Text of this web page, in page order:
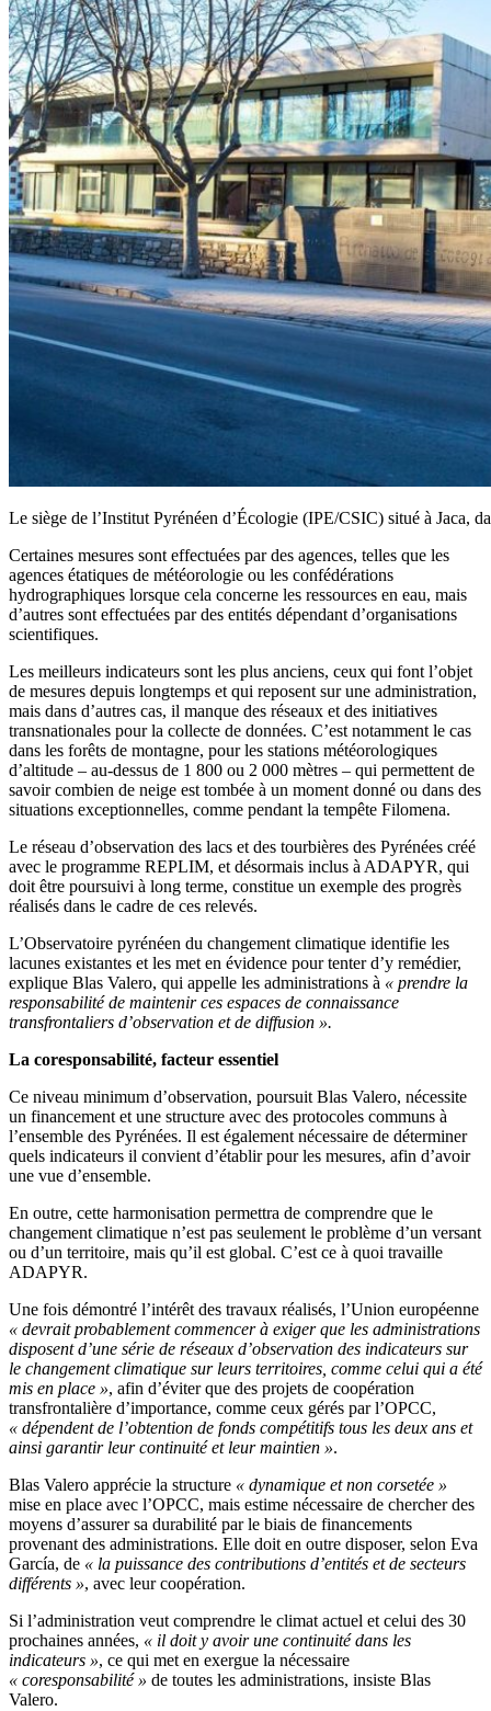
Le siège de l’Institut Pyrénéen d’Écologie (IPE/CSIC) situé à Jaca,
Certaines mesures sont effectuées par des agences, telles que les
agences étatiques de météorologie ou les confédérations
hydrographiques lorsque cela concerne les ressources en eau, mais
d’autres sont effectuées par des entités dépendant d’organisations
scientifiques.
Les meilleurs indicateurs sont les plus anciens, ceux qui font l’objet
de mesures depuis longtemps et qui reposent sur une administration,
mais dans d’autres cas, il manque des réseaux et des initiatives
transnationales pour la collecte de données. C’est notamment le cas
dans les forêts de montagne, pour les stations météorologiques
d’altitude – au-dessus de 1 800 ou 2 000 mètres – qui permettent de
savoir combien de neige est tombée à un moment donné ou dans des
situations exceptionnelles, comme pendant la tempête Filomena.
Le réseau d’observation des lacs et des tourbières des Pyrénées créé
avec le programme REPLIM, et désormais inclus à ADAPYR, qui
doit être poursuivi à long terme, constitue un exemple des progrès
réalisés dans le cadre de ces relevés.
L’Observatoire pyrénéen du changement climatique identifie les
lacunes existantes et les met en évidence pour tenter d’y remédier,
explique Blas Valero, qui appelle les administrations à « prendre la
responsabilité de maintenir ces espaces de connaissance
transfrontaliers d’observation et de diffusion ».
La coresponsabilité, facteur essentiel
Ce niveau minimum d’observation, poursuit Blas Valero, nécessite
un financement et une structure avec des protocoles communs à
l’ensemble des Pyrénées. Il est également nécessaire de déterminer
quels indicateurs il convient d’établir pour les mesures, afin d’avoir
une vue d’ensemble.
En outre, cette harmonisation permettra de comprendre que le
changement climatique n’est pas seulement le problème d’un versant
ou d’un territoire, mais qu’il est global. C’est ce à quoi travaille
ADAPYR.
Une fois démontré l’intérêt des travaux réalisés, l’Union européenne
« devrait probablement commencer à exiger que les administrations
disposent d’une série de réseaux d’observation des indicateurs sur
le changement climatique sur leurs territoires, comme celui qui a été
mis en place », afin d’éviter que des projets de coopération
transfrontalière d’importance, comme ceux gérés par l’OPCC,
« dépendent de l’obtention de fonds compétitifs tous les deux ans et
ainsi garantir leur continuité et leur maintien ».
Blas Valero apprécie la structure « dynamique et non corsetée »
mise en place avec l’OPCC, mais estime nécessaire de chercher des
moyens d’assurer sa durabilité par le biais de financements
provenant des administrations. Elle doit en outre disposer, selon Eva
García, de « la puissance des contributions d’entités et de secteurs
différents », avec leur coopération.
Si l’administration veut comprendre le climat actuel et celui des 30
prochaines années, « il doit y avoir une continuité dans les
indicateurs », ce qui met en exergue la nécessaire
« coresponsabilité » de toutes les administrations, insiste Blas
Valero.